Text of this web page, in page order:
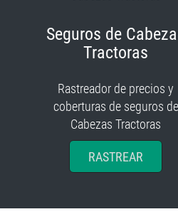
Seguros de
Tractoras
Rastreador de precios y
coberturas de seguros de
Cabezas Tractoras
RASTREAR